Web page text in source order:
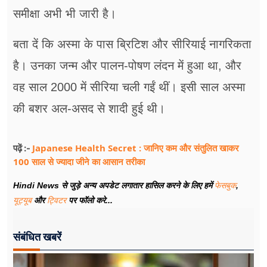
समीक्षा अभी भी जारी है।
बता दें कि अस्मा के पास ब्रिटिश और सीरियाई नागरिकता
है। उनका जन्म और पालन-पोषण लंदन में हुआ था, और
वह साल 2000 में सीरिया चली गईं थीं। इसी साल अस्मा
की बशर अल-असद से शादी हुई थी।
पढ़ें :- Japanese Health Secret : जानिए कम और संतुलित खाकर
100 साल से ज्यादा जीने का आसान तरीका
Hindi News से जुड़े अन्य अपडेट लगातार हासिल करने के लिए हमेंफेसबुक,
यूट्यूबऔरट्विटरपर फॉलो करे...
संबंधित खबरें